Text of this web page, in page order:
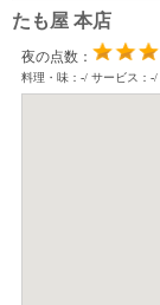
たも屋 本店